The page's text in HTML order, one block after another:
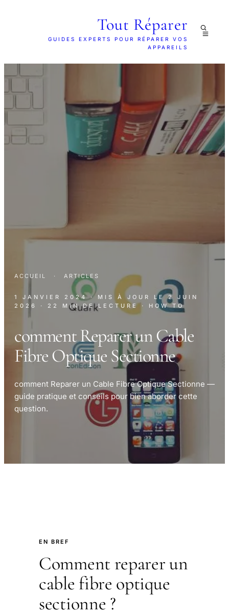
Tout Réparer
GUIDES EXPERTS POUR RÉPARER VOS
APPAREILS
ACCUEIL · ARTICLES
1 JANVIER 2024 · MIS À JOUR LE2 JUIN
2026
· 22 MIN DE LECTURE · HOW TO
comment Reparer un Cable
Fibre Optique Sectionne
comment Reparer un Cable Fibre Optique Sectionne —
guide pratique et conseils pour bien aborder cette
question.
EN BREF
Comment reparer un
cable fibre optique
sectionne ?